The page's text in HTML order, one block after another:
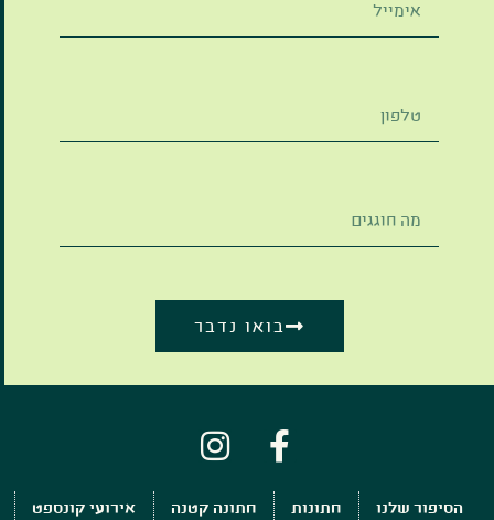
בואו נדבר
הסיפור שלנו חתונות חתונה קטנה אירועי קונספט